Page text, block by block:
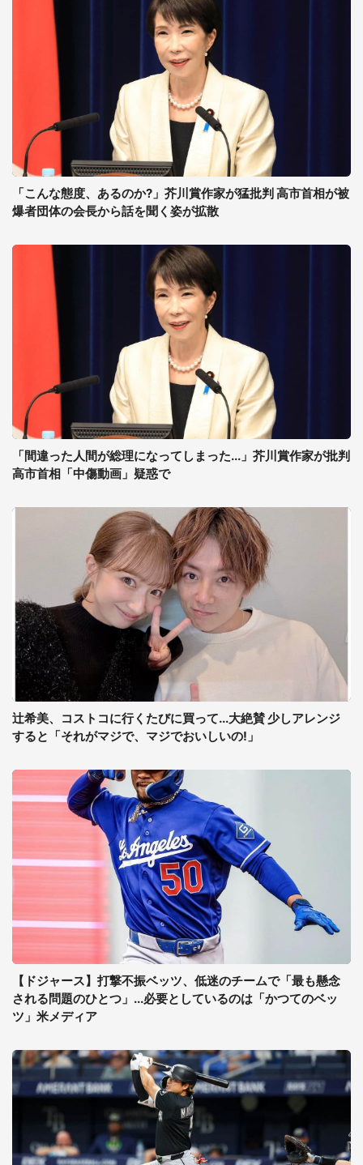
「こんな態度、あるのか?」芥川賞作家が猛批判 高市首相が被
爆者団体の会長から話を聞く姿が拡散
「間違った人間が総理になってしまった...」芥川賞作家が批判
高市首相「中傷動画」疑惑で
辻希美、コストコに行くたびに買って...大絶賛 少しアレンジ
すると「それがマジで、マジでおいしいの!」
【ドジャース】打撃不振ベッツ、低迷のチームで「最も懸念
される問題のひとつ」...必要としているのは「かつてのベッ
ツ」米メディア